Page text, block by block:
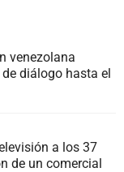
venezolana
diálogo hasta el
a los 37
de un comercial